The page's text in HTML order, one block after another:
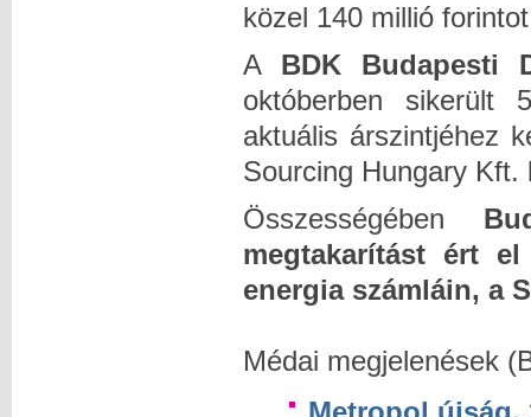
közel 140 millió
A BDK Budapesti
októberben sikerült
aktuális árszintjéhez
Sourcing Hungary Kft.
Összességében
megtakarítást ért
energia számláin, a
Médai megjelenések